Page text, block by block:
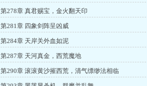
第278章 真君赐宝，金火翻天印
第281章 四象剑阵呈凶威
第284章 天岸关外血如泥
第287章 天河真金，西荒魔地
第290章 滚滚黄沙摧西荒，清气缥缈法相临